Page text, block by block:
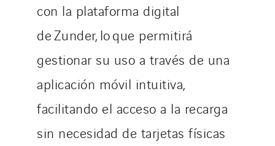
con la plataforma digital
de Zunder, lo que permitirá
gestionar su uso a través de una
aplicación móvil intuitiva,
facilitando el acceso a la recarga
sin necesidad de tarjetas físicas